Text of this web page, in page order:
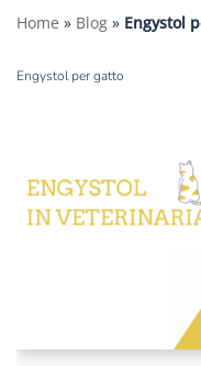
Home » Blog » Engystol
Engystol per gatto